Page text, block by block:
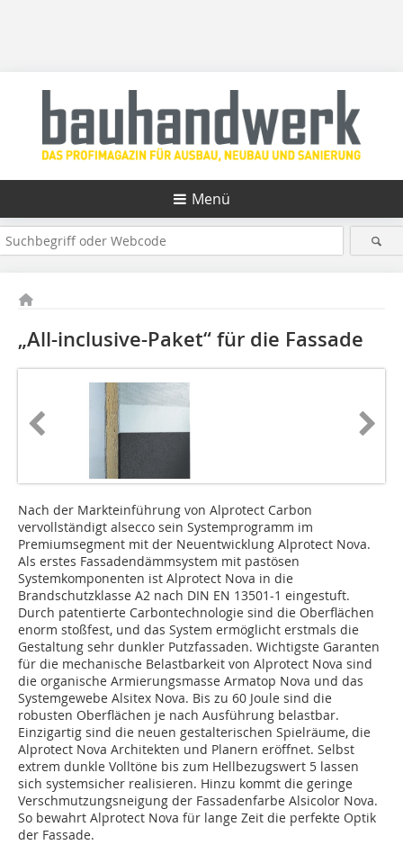
Menü
„All-inclusive-Paket“ für die Fassade
Nach der Markteinführung von Alprotect Carbon
vervollständigt alsecco sein Systemprogramm im
Premiumsegment mit der Neuentwicklung Alprotect Nova.
Als erstes Fassadendämmsystem mit pastösen
Systemkomponenten ist Alprotect Nova in die
Brandschutzklasse A2 nach DIN EN 13501-1 eingestuft.
Durch patentierte Carbontechnologie sind die Oberflächen
enorm stoßfest, und das System ermöglicht erstmals die
Gestaltung sehr dunkler Putzfassaden. Wichtigste Garanten
für die mechanische Belastbarkeit von Alprotect Nova sind
die organische Armierungsmasse Armatop Nova und das
Systemgewebe Alsitex Nova. Bis zu 60 Joule sind die
robusten Oberflächen je nach Ausführung belastbar.
Einzigartig sind die neuen gestalterischen Spielräume, die
Alprotect Nova Architekten und Planern eröffnet. Selbst
extrem dunkle Volltöne bis zum Hellbezugswert 5 lassen
sich systemsicher realisieren. Hinzu kommt die geringe
Verschmutzungsneigung der Fassadenfarbe Alsicolor Nova.
So bewahrt Alprotect Nova für lange Zeit die perfekte Optik
der Fassade.